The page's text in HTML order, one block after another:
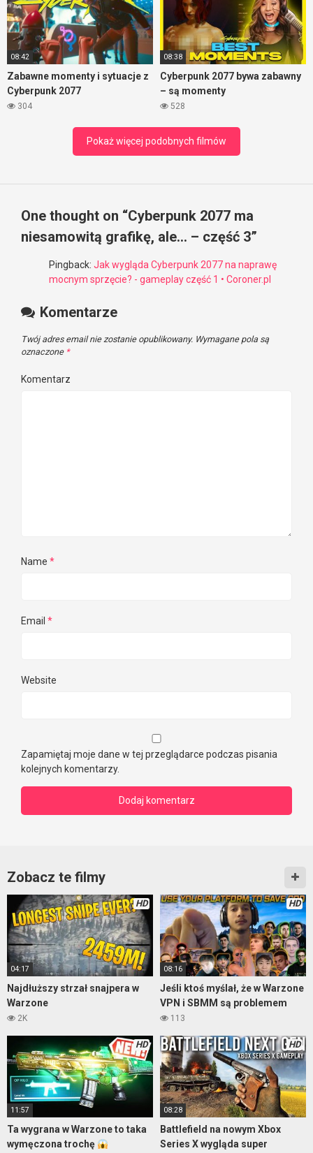
08:42
Zabawne momenty i sytuacje z
Cyberpunk 2077
304
08:38
Cyberpunk 2077 bywa zabawny
– są momenty
528
Pokaż więcej podobnych filmów
One thought on “Cyberpunk 2077 ma
niesamowitą grafikę, ale… – część 3”
Pingback: Jak wygląda Cyberpunk 2077 na naprawę
mocnym sprzęcie? - gameplay część 1 • Coroner.pl
Komentarze
Twój adres email nie zostanie opublikowany. Wymagane pola są
oznaczone *
Komentarz
Name *
Email *
Website
Zapamiętaj moje dane w tej przeglądarce podczas pisania
kolejnych komentarzy.
Zobacz te filmy
HD
04:17
Najdłuższy strzał snajpera w
Warzone
2K
HD
08:16
Jeśli ktoś myślał, że w Warzone
VPN i SBMM są problemem
113
HD
11:57
Ta wygrana w Warzone to taka
wymęczona trochę
HD
08:28
Battlefield na nowym Xbox
Series X wygląda super